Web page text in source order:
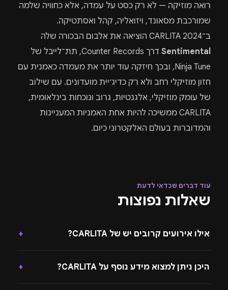
רואה מוזיקה — לא רק כסט על עמדה, אלא כחוויה שלמה
שמורכבת מסאונד, ויזואליה, קהל ואסתטיקה.
ב־2024 CARLITA הוציאה את אלבום הבכורה שלה
Sentimental
דרך Counter Records, תת־לייבל של
Ninja Tune, ובכך חיזקה עוד יותר את מעמדה כאמנית עם
חזון מוזיקלי רחב ולא רק כדיג׳יית מועדונים. עם שילוב
של עומק מוזיקלי, אלגנטיות, גרוב ונוכחות בינלאומית,
CARLITA ממשיכה להיות אחת האמניות המעניינות
והמדוברות בעולם האלקטרוני כיום.
עוד דברים שכדאי לדעת
שאלות נפוצות
אילו אירועים קרובים יש של CARLITA? +
היכן ניתן למצוא מידע נוסף על CARLITA? +